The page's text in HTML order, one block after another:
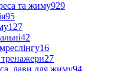
та жиму929
95
127
42
16
тренажери27
лави для жиму94